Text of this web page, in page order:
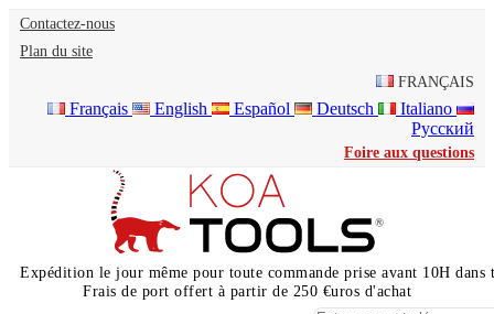
Contactez-nous
Plan du site
FRANÇAIS
Français English Español Deutsch
Italiano
Русский
Foire aux questions
Expédition le jour même pour toute commande prise avant 10H dans
Frais de port offert à partir de 250 €uros d'achat